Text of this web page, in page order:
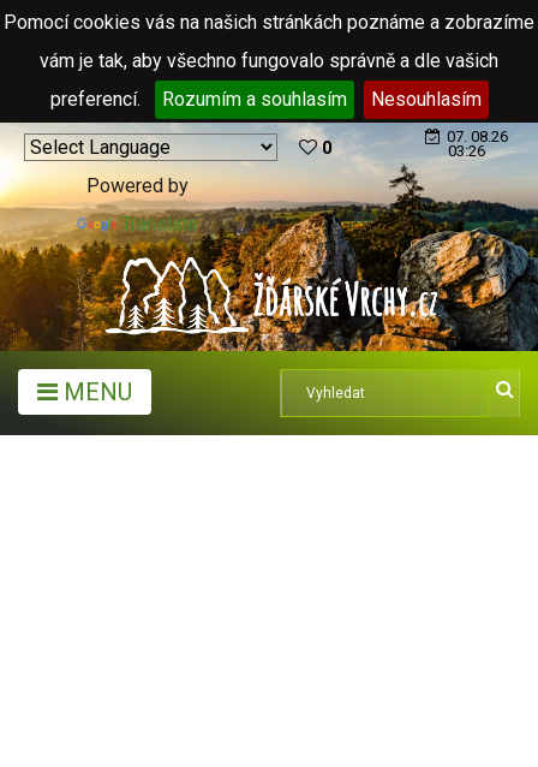
Pomocí cookies vás na našich stránkách poznáme a zobrazíme
vám je tak, aby všechno fungovalo správně a dle vašich
preferencí.
Rozumím a souhlasím Nesouhlasím
Powered by
Translate
0
07. 08.26
03:26
MENU